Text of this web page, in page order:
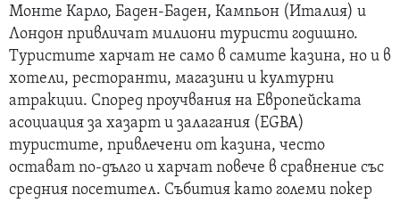
Монте Карло, Баден-Баден, Кампьон (Италия) и
Лондон привличат милиони туристи годишно.
Туристите харчат не само в самите казина, но и в
хотели, ресторанти, магазини и културни
атракции. Според проучвания на Европейската
асоциация за хазарт и залагания (EGBA)
туристите, привлечени от казина, често
остават по-дълго и харчат повече в сравнение със
средния посетител. Събития като големи покер